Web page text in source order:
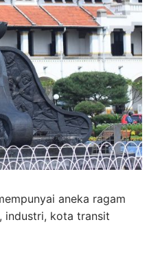
aneka ragam
industri, kota transit